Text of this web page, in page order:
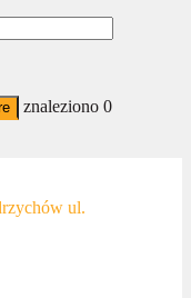
znaleziono 0
ul.